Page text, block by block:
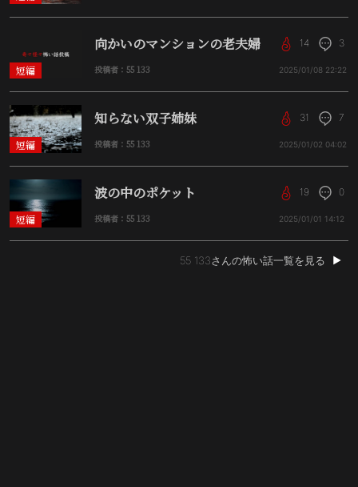
短編
向かいのマンションの老夫婦
投稿者：55 133
14 3
2025/01/08 22:22
短編
知らない双子姉妹
投稿者：55 133
31 7
2025/01/02 04:02
短編
波の中のポケット
投稿者：55 133
19 0
2025/01/01 14:12
55 133さんの怖い話一覧を見る